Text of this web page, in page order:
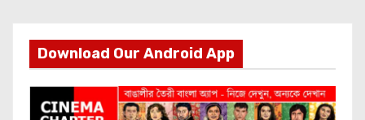
Download Our Android App